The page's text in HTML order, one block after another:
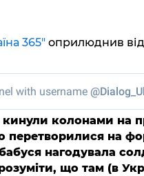
365"оприлюднив
колонами на
перетворилися на
нагодувала
що там (в